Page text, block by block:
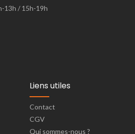
13h / 15h-19h
Liens utiles
Contact
CGV
Qui sommes-nous ?